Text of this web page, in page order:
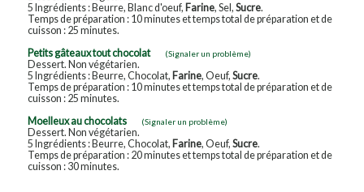
5 Ingrédients : Beurre, Blanc d'oeuf, Farine, Sel, Sucre.
Temps de préparation : 10 minutes et temps total de préparation et de
cuisson : 25 minutes.
Petits gâteaux tout chocolat
(Signaler un problème)
Dessert. Non végétarien.
5 Ingrédients : Beurre, Chocolat, Farine, Oeuf, Sucre.
Temps de préparation : 10 minutes et temps total de préparation et de
cuisson : 25 minutes.
Moelleux au chocolats
(Signaler un problème)
Dessert. Non végétarien.
5 Ingrédients : Beurre, Chocolat, Farine, Oeuf, Sucre.
Temps de préparation : 20 minutes et temps total de préparation et de
cuisson : 30 minutes.